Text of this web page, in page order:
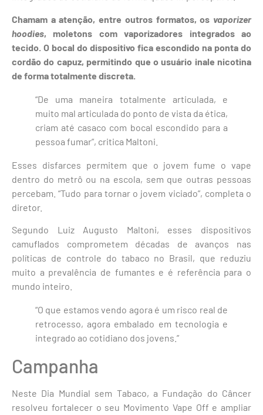
Chamam a atenção, entre outros formatos, os vaporizer
hoodies, moletons com vaporizadores integrados ao
tecido. O bocal do dispositivo fica escondido na ponta do
cordão do capuz, permitindo que o usuário inale nicotina
de forma totalmente discreta.
“De uma maneira totalmente articulada, e
muito mal articulada do ponto de vista da ética,
criam até casaco com bocal escondido para a
pessoa fumar”, critica Maltoni.
Esses disfarces permitem que o jovem fume o vape
dentro do metrô ou na escola, sem que outras pessoas
percebam. “Tudo para tornar o jovem viciado”, completa o
diretor.
Segundo Luiz Augusto Maltoni, esses dispositivos
camuflados comprometem décadas de avanços nas
políticas de controle do tabaco no Brasil, que reduziu
muito a prevalência de fumantes e é referência para o
mundo inteiro.
“O que estamos vendo agora é um risco real de
retrocesso, agora embalado em tecnologia e
integrado ao cotidiano dos jovens.”
Campanha
Neste Dia Mundial sem Tabaco, a Fundação do Câncer
resolveu fortalecer o seu Movimento Vape Off e ampliar